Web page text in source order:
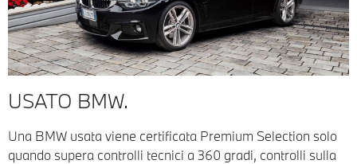
USATO BMW.
Una BMW usata viene certificata Premium Selection solo
quando supera controlli tecnici a 360 gradi, controlli sulla